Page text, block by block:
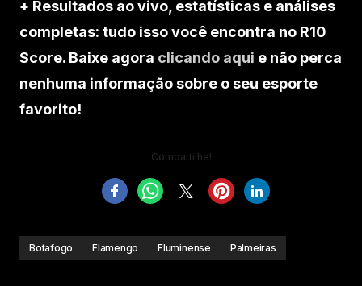
+ Resultados ao vivo, estatísticas e análises
completas: tudo isso você encontra no R10
Score. Baixe agora clicando aqui e não perca
nenhuma informação sobre o seu esporte
favorito!
Compartilhe!
Botafogo Flamengo Fluminense Palmeiras